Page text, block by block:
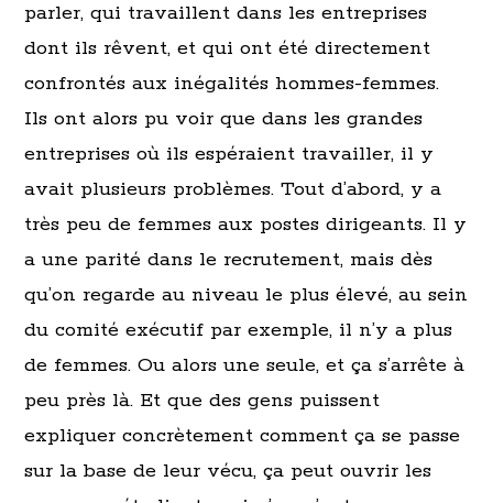
parler, qui travaillent dans les entreprises
dont ils rêvent, et qui ont été directement
confrontés aux inégalités hommes-femmes.
Ils ont alors pu voir que dans les grandes
entreprises où ils espéraient travailler, il y
avait plusieurs problèmes. Tout d’abord, y a
très peu de femmes aux postes dirigeants. Il y
a une parité dans le recrutement, mais dès
qu’on regarde au niveau le plus élevé, au sein
du comité exécutif par exemple, il n’y a plus
de femmes. Ou alors une seule, et ça s’arrête à
peu près là. Et que des gens puissent
expliquer concrètement comment ça se passe
sur la base de leur vécu, ça peut ouvrir les